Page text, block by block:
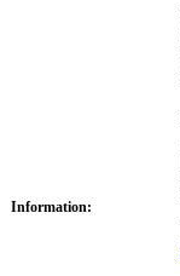
Information: